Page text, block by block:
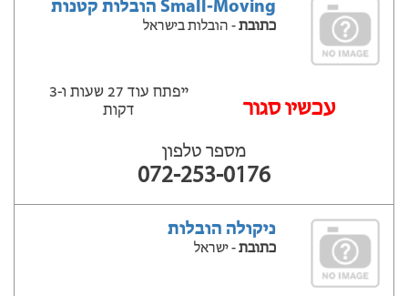
Small-Moving הובלות קטנות
כתובת- הובלות בישראל
עכשיו סגור
ייפתח עוד 27 שעות ‫ו-3
דקות
מספר טלפון
072-253-0176
ניקולה הובלות
כתובת- ישראל